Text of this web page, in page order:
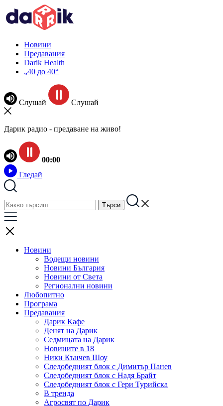
Новини
Предавания
Darik Health
„40 до 40“
Слушай Слушай
Дарик радио - предаване на живо!
00:00
Гледай
Новини
Водещи новини
Новини България
Новини от Света
Регионални новини
Любопитно
Програма
Предавания
Дарик Кафе
Денят на Дарик
Седмицата на Дарик
Новините в 18
Ники Кънчев Шоу
Следобедният блок с Димитър Панев
Следобедният блок с Надя Брайт
Следобедният блок с Гери Турийска
В тренда
Агросвят по Дарик